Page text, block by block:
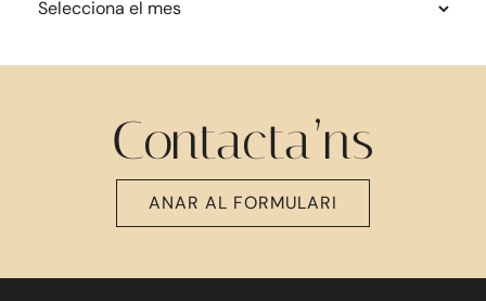
Contacta’ns
ANAR AL FORMULARI